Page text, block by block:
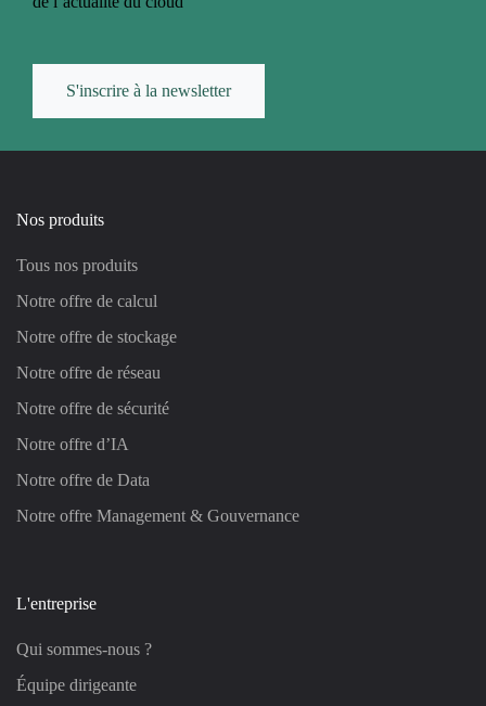
S'inscrire à la newsletter
Nos produits
Tous nos produits
Notre offre de calcul
Notre offre de stockage
Notre offre de réseau
Notre offre de sécurité
Notre offre d’IA
Notre offre de Data
Notre offre Management & Gouvernance
L'entreprise
Qui sommes-nous ?
Équipe dirigeante